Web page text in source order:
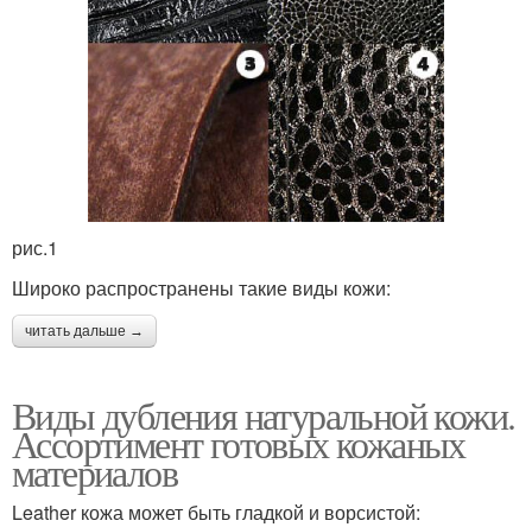
рис.1
Широко распространены такие виды кожи:
читать дальше →
Виды дубления натуральной кожи.
Ассортимент готовых кожаных
материалов
Leather кожа может быть гладкой и ворсистой: